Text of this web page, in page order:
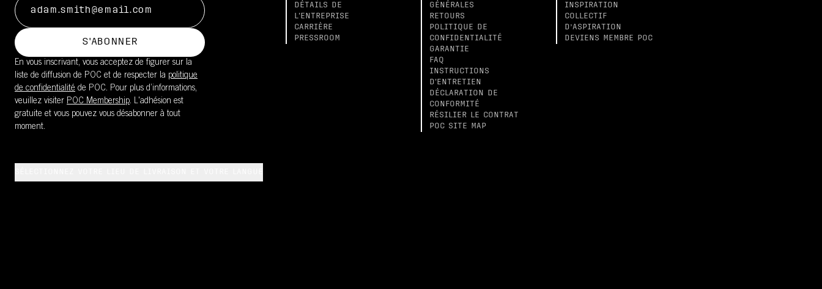
S'ABONNER
En vous inscrivant, vous acceptez de figurer sur la
liste de diffusion de POC et de respecter la politique
de confidentialité de POC. Pour plus d’informations,
veuillez visiter POC Membership. L'adhésion est
gratuite et vous pouvez vous désabonner à tout
moment.
DÉTAILS DE
L'ENTREPRISE
CARRIÈRE
PRESSROOM
GÉNÉRALES
RETOURS
POLITIQUE DE
CONFIDENTIALITÉ
GARANTIE
FAQ
INSTRUCTIONS
D'ENTRETIEN
DÉCLARATION DE
CONFORMITÉ
RÉSILIER LE CONTRAT
POC SITE MAP
INSPIRATION
COLLECTIF
D’ASPIRATION
DEVIENS MEMBRE POC